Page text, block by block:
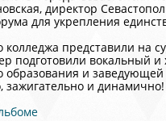
директор
для укрепления
колледжа представили на
подготовили вокальный
образования и
зажигательно и динамично!